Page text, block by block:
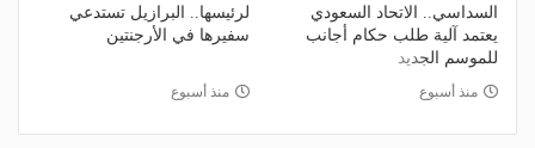
السداسي.. الاتحاد السعودي
يعتمد آلية طلب حكام أجانب
للموسم الجديد
منذ أسبوع
لرئيسها.. البرازيل تستدعي
سفيرها في الأرجنتين
منذ أسبوع